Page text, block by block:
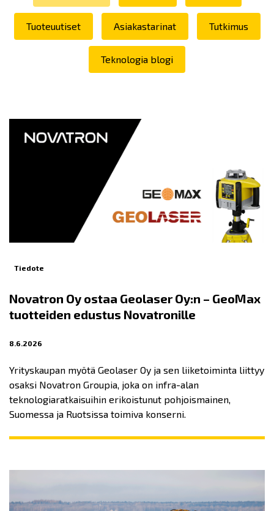
Tuoteuutiset Asiakastarinat Tutkimus
Teknologia blogi
Tiedote
Novatron Oy ostaa Geolaser Oy:n – GeoMax
tuotteiden edustus Novatronille
8.6.2026
Yrityskaupan myötä Geolaser Oy ja sen liiketoiminta liittyy
osaksi Novatron Groupia, joka on infra-alan
teknologiaratkaisuihin erikoistunut pohjoismainen,
Suomessa ja Ruotsissa toimiva konserni.